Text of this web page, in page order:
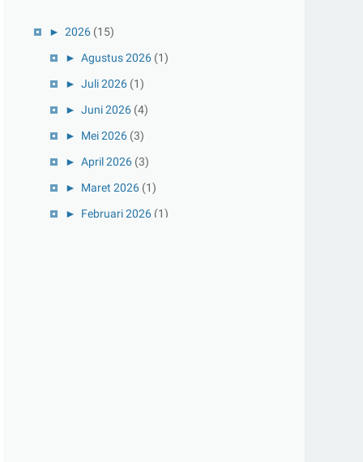
► 2026 (15)
► Agustus 2026 (1)
► Juli 2026 (1)
► Juni 2026 (4)
► Mei 2026 (3)
► April 2026 (3)
► Maret 2026 (1)
► Februari 2026 (1)